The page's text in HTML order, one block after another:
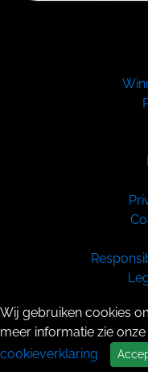
Wij gebruiken cookies
meer informatie zie onze
cookieverklaring